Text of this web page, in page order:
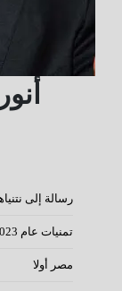
رسالة إلى
تمنيات عام 2023
مصر أولا